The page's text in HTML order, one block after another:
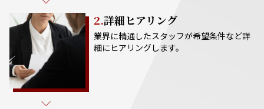
2.詳細ヒアリング
業界に精通したスタッフが希望条件など詳
細にヒアリングします。